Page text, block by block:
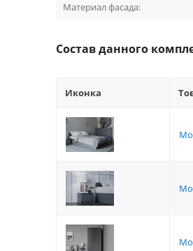
Материал фасада:
Состав данного
Иконка